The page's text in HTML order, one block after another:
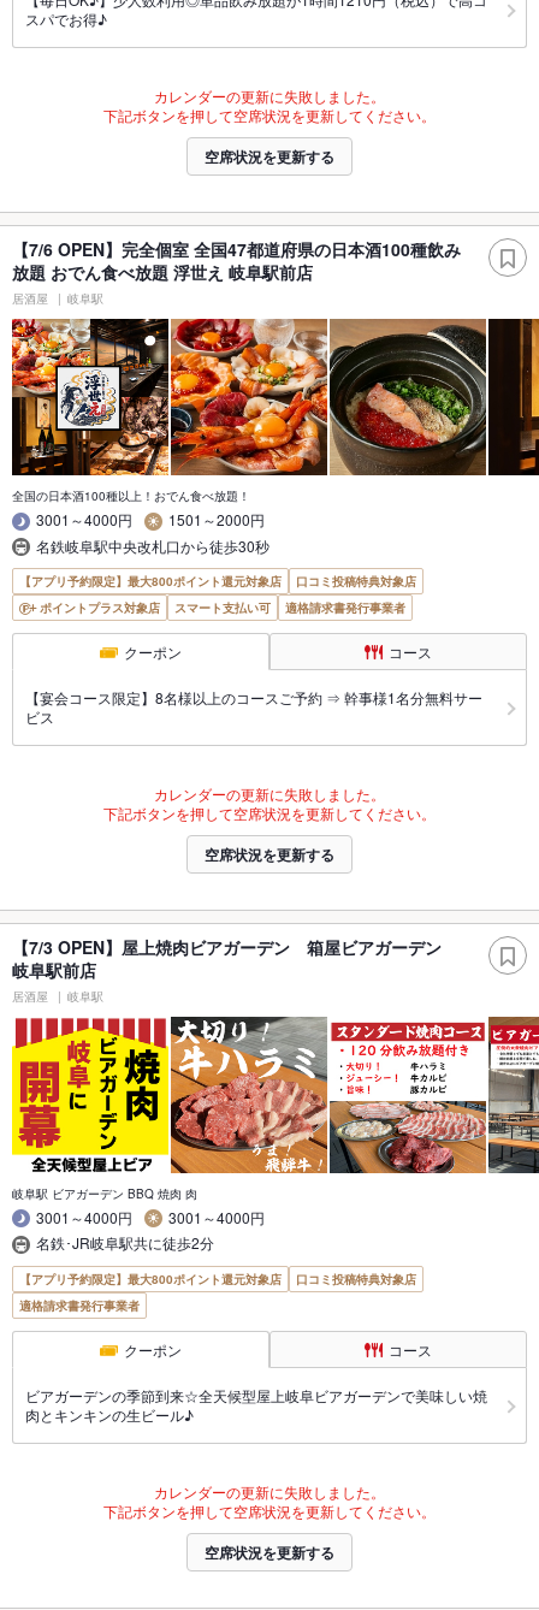
スパでお得♪
カレンダーの更新に失敗しました。
下記ボタンを押して空席状況を更新してください。
空席状況を更新する
【7/6 OPEN】完全個室 全国47都道府県の日本酒100種飲み
放題 おでん食べ放題 浮世え 岐阜駅前店
居酒屋 岐阜駅
全国の日本酒100種以上！おでん食べ放題！
3001～4000円
1501～2000円
名鉄岐阜駅中央改札口から徒歩30秒
【アプリ予約限定】最大800ポイント還元対象店
口コミ投稿特典対象店
ポイントプラス対象店
スマート支払い可 適格請求書発行事業者
クーポン コース
【宴会コース限定】8名様以上のコースご予約 ⇒ 幹事様1名分無料サー
ビス
カレンダーの更新に失敗しました。
下記ボタンを押して空席状況を更新してください。
空席状況を更新する
【7/3 OPEN】屋上焼肉ビアガーデン 箱屋ビアガーデン
岐阜駅前店
居酒屋 岐阜駅
岐阜駅 ビアガーデン BBQ 焼肉 肉
3001～4000円
3001～4000円
名鉄･JR岐阜駅共に徒歩2分
【アプリ予約限定】最大800ポイント還元対象店
口コミ投稿特典対象店
適格請求書発行事業者
クーポン コース
ビアガーデンの季節到来☆全天候型屋上岐阜ビアガーデンで美味しい焼
肉とキンキンの生ビール♪
カレンダーの更新に失敗しました。
下記ボタンを押して空席状況を更新してください。
空席状況を更新する